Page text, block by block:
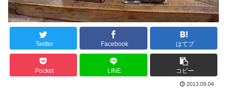
Twitter Facebook はてブ
Pocket LINE コピー
2013.09.04